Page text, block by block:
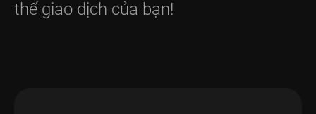
thế giao dịch của bạn!